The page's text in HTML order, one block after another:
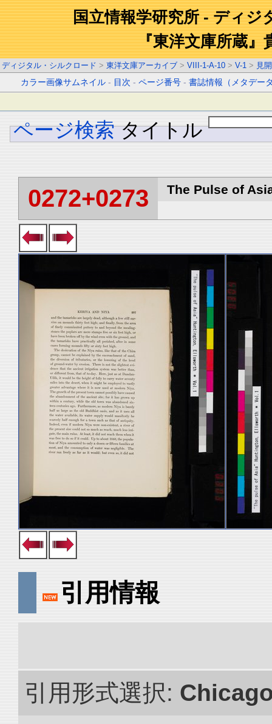
国立情報学研究所 - ディジ
『東洋文庫所蔵』
ディジタル・シルクロード > 東洋文庫アーカイブ > VIII-1-A-10 > V-1 > 見
カラー画像サムネイル - 目次 -ページ番号 -書誌情報（メタデー
ページ検索 タイトル
0272+0273 The Pulse of
引用情報
引用形式選択: